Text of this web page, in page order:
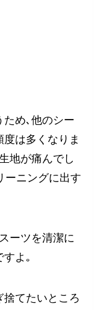
め､他のシー
は多くなりま
地が痛んでし
ーニングに出す
ーツを清潔に
よ｡
てたいところ